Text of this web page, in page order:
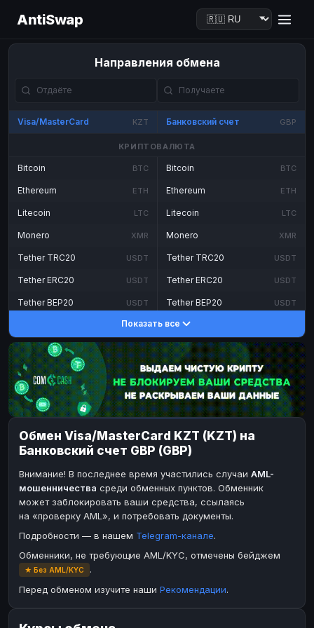
AntiSwap
Направления обмена
Visa/MasterCard KZT Банковский счет GBP
КРИПТОВАЛЮТА
Bitcoin BTC
Ethereum ETH
Litecoin LTC
Monero XMR
Tether TRC20 USDT
Tether ERC20 USDT
Tether BEP20 USDT
DASH
Toncoin TON
Dogecoin DOGE
TRX TRON
Bitcoin Cash BCH
BinanceCoin BEP20
SOL
Ripple XRP
Bitcoin BTC
Ethereum ETH
Litecoin LTC
Monero XMR
Tether TRC20 USDT
Tether ERC20 USDT
Tether BEP20 USDT
DASH
Toncoin TON
Dogecoin DOGE
TRX TRON
Bitcoin Cash BCH
BinanceCoin
Ether Classic
Ripple
Paxum USD
Perfect Money
Payoneer USD
Paxum
Payoneer
Показать все
Обмен Visa/MasterCard KZT (KZT) на
Банковский счет GBP (GBP)
Внимание! В последнее время участились случаи AML-
мошенничества среди обменных пунктов. Обменник
может заблокировать ваши средства, ссылаясь
на «проверку AML», и потребовать документы.
Подробности — в нашем Telegram-канале.
Обменники, не требующие AML/KYC, отмечены бейджем
★ Без AML/KYC
.
Перед обменом изучите наши Рекомендации.